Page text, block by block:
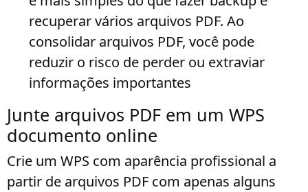
recuperar vários arquivos PDF. Ao
consolidar arquivos PDF, você pode
reduzir o risco de perder ou extraviar
informações importantes
Junte arquivos PDF em um WPS
documento online
Crie um WPS com aparência profissional a
partir de arquivos PDF com apenas alguns